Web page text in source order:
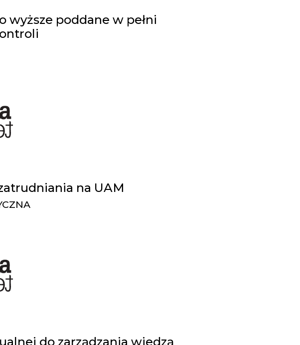
wyższe poddane w pełni
na UAM
do zarządzania wiedzą